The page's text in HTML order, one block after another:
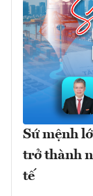
Sứ mệnh
trở thành
tế